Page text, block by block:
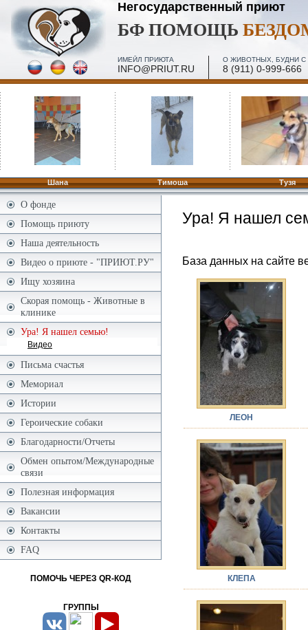
Негосударственный приют
БФ ПОМОЩЬ
ИМЕЙЛ ПРИЮТА
INFO@PRIUT.RU
О ЖИВОТНЫХ, БУДНИ С
8 (911) 0-999-666
ПОСЕЩЕНИЕ, МИНИ-ЭКСКУРСИИ - 2 И 4 ПЯТН.
Шана Тимоша Тузя
Ура! Я нашел
База данных на сайте
ЛЕОН
КЛЕПА
О фонде
Помощь приюту
Наша деятельность
Видео о приюте - "ПРИЮТ.РУ"
Ищу хозяина
Скорая помощь - Животные в
клинике
Ура! Я нашел семью!
Видео
Письма счастья
Мемориал
Истории
Героические собаки
Благодарности/Отчеты
Обмен опытом/Международные
связи
Полезная информация
Вакансии
Контакты
FAQ
ПОМОЧЬ ЧЕРЕЗ QR-КОД
ГРУППЫ